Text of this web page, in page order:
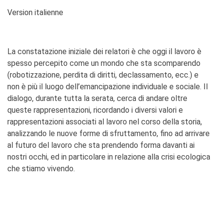
Version italienne
La constatazione iniziale dei relatori è che oggi il lavoro è
spesso percepito come un mondo che sta scomparendo
(robotizzazione, perdita di diritti, declassamento, ecc.) e
non è più il luogo dell’emancipazione individuale e sociale. Il
dialogo, durante tutta la serata, cerca di andare oltre
queste rappresentazioni, ricordando i diversi valori e
rappresentazioni associati al lavoro nel corso della storia,
analizzando le nuove forme di sfruttamento, fino ad arrivare
al futuro del lavoro che sta prendendo forma davanti ai
nostri occhi, ed in particolare in relazione alla crisi ecologica
che stiamo vivendo.